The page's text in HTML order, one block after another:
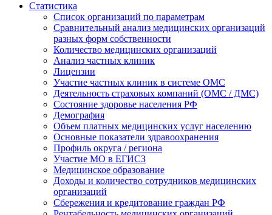
Статистика
Список организаций по параметрам
Сравнительный анализ медицинских организаций
разных форм собственности
Количество медицинских организаций
Анализ частных клиник
Лицензии
Участие частных клиник в системе ОМС
Деятельность страховых компаний (ОМС / ДМС)
Состояние здоровье населения РФ
Демография
Объем платных медицинских услуг населению
Основные показатели здравоохранения
Профиль округа / региона
Участие МО в ЕГИСЗ
Медицинское образование
Доходы и количество сотрудников медицинских
организаций
Сбережения и кредитование граждан РФ